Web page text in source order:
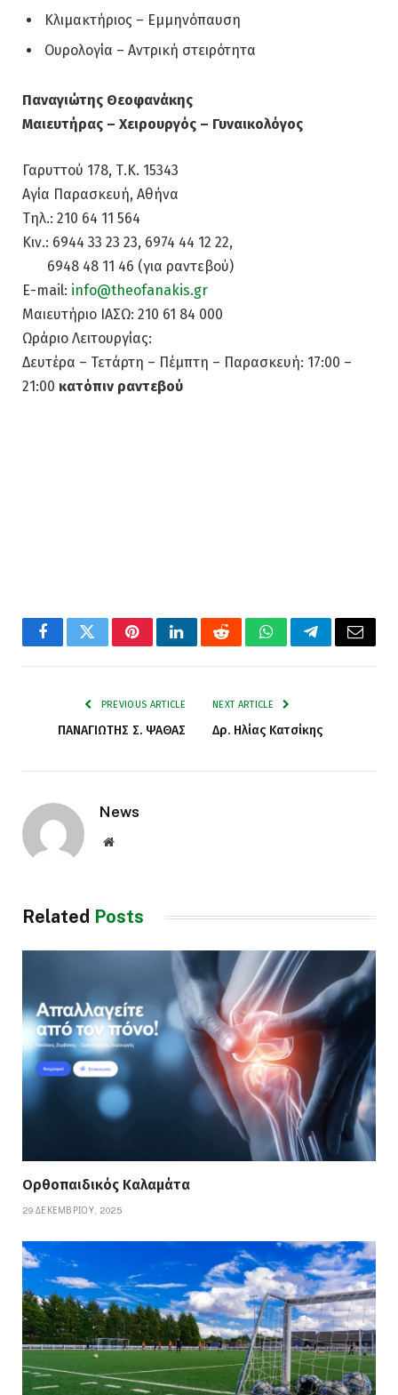
Κλιμακτήριος – Εμμηνόπαυση
Ουρολογία – Αντρική στειρότητα
Παναγιώτης Θεοφανάκης
Μαιευτήρας – Χειρουργός – Γυναικολόγος
Γαρυττού 178, Τ.Κ. 15343
Αγία Παρασκευή, Αθήνα
Τηλ.: 210 64 11 564
Κιν.: 6944 33 23 23, 6974 44 12 22,
6948 48 11 46 (για ραντεβού)
E-mail: info@theofanakis.gr
Μαιευτήριο ΙΑΣΩ: 210 61 84 000
Ωράριο Λειτουργίας:
Δευτέρα – Τετάρτη – Πέμπτη – Παρασκευή: 17:00 –
21:00 κατόπιν ραντεβού
FacebookTwitterPinterestLinkedInRedditWhatsAppTelegramEmail
PREVIOUS ARTICLE
ΠΑΝΑΓΙΩΤΗΣ Σ. ΨΑΘΑΣ
NEXT ARTICLE
Δρ. Ηλίας Κατσίκης
News
Website
Related Posts
Ορθοπαιδικός Καλαμάτα
29 ΔΕΚΕΜΒΡΊΟΥ, 2025